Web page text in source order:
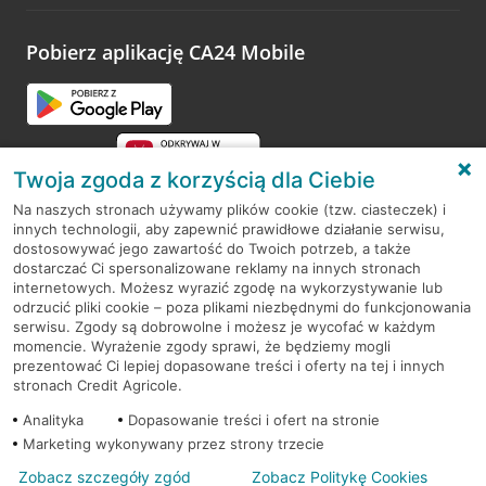
opinie.
Pobierz aplikację CA24 Mobile
RODO
Regulamin serwisu
Mapa serwisu
PolitykaCookies
© 2026 Credit Agricole Bank Polska S.A. Wszelkie prawa zastrzeżone
Twoja zgoda z korzyścią dla Ciebie
Na naszych stronach używamy plików cookie (tzw. ciasteczek) i
innych technologii, aby zapewnić prawidłowe działanie serwisu,
dostosowywać jego zawartość do Twoich potrzeb, a także
dostarczać Ci spersonalizowane reklamy na innych stronach
internetowych. Możesz wyrazić zgodę na wykorzystywanie lub
odrzucić pliki cookie – poza plikami niezbędnymi do funkcjonowania
serwisu. Zgody są dobrowolne i możesz je wycofać w każdym
momencie. Wyrażenie zgody sprawi, że będziemy mogli
prezentować Ci lepiej dopasowane treści i oferty na tej i innych
stronach Credit Agricole.
Analityka
Dopasowanie treści i ofert na stronie
Marketing wykonywany przez strony trzecie
Zobacz szczegóły zgód Zobacz Politykę Cookies